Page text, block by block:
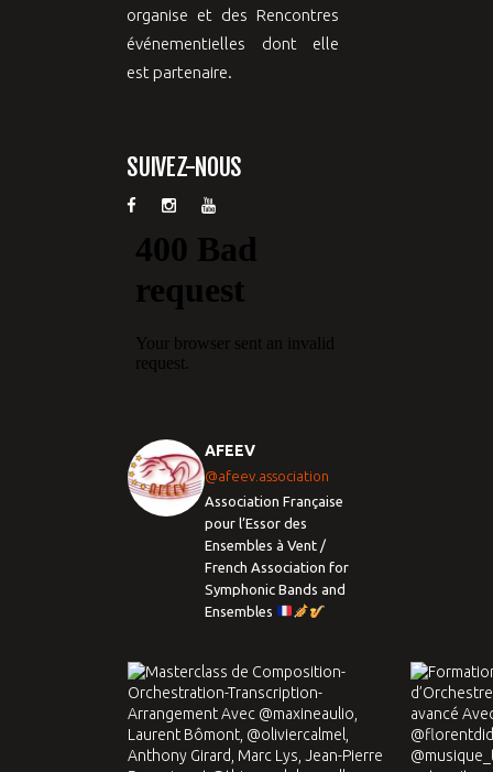
organise et des Rencontres
événementielles dont elle
est partenaire.
SUIVEZ-NOUS
AFEEV
@afeev.association
Association Française
pour l’Essor des
Ensembles à Vent /
French Association for
Symphonic Bands and
Ensembles